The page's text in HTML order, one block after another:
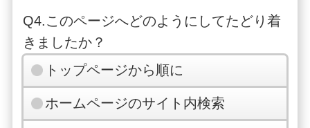
Q4.このページへどのようにしてたどり着
きましたか？
トップページから順に
ホームページのサイト内検索